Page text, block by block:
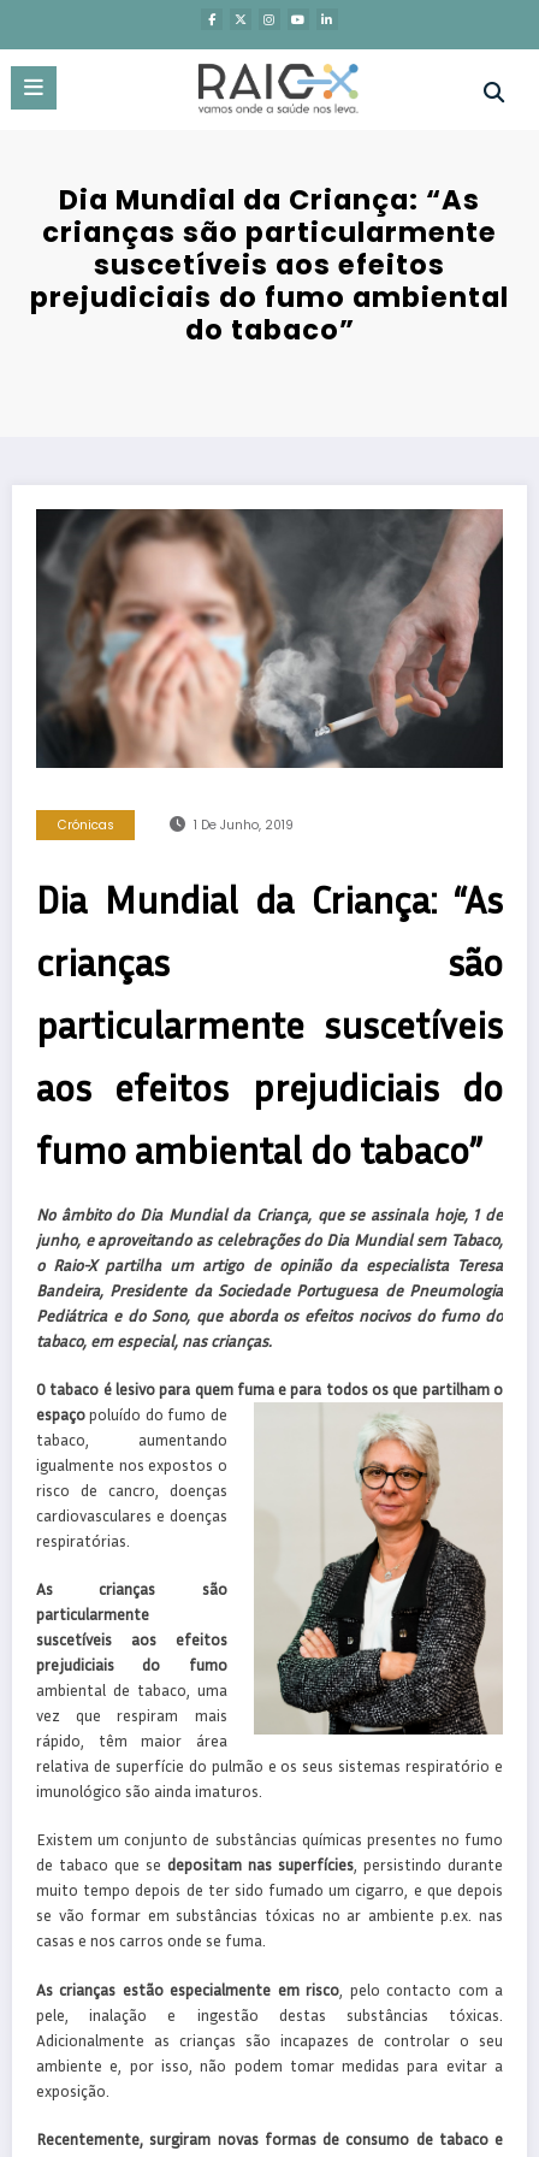
o
conteúdo
Dia Mundial da Criança: “As
crianças são particularmente
suscetíveis aos efeitos
prejudiciais do fumo ambiental
do tabaco”
Crónicas 1 De Junho, 2019
Dia Mundial da Criança: “As
crianças são
particularmente suscetíveis
aos efeitos prejudiciais do
fumo ambiental do tabaco”
No âmbito do Dia Mundial da Criança, que se assinala hoje, 1 de
junho, e aproveitando as celebrações do Dia Mundial sem Tabaco,
o Raio-X partilha um artigo de opinião da especialista Teresa
Bandeira, Presidente da Sociedade Portuguesa de Pneumologia
Pediátrica e do Sono, que aborda os efeitos nocivos do fumo do
tabaco, em especial, nas crianças.
O tabaco é lesivo para quem fuma e para todos os que partilham o
espaço poluído do fumo de
tabaco, aumentando
igualmente nos expostos o
risco de cancro, doenças
cardiovasculares e doenças
respiratórias.
As crianças são
particularmente
suscetíveis aos efeitos
prejudiciais do fumo
ambiental de tabaco, uma
vez que respiram mais
rápido, têm maior área
relativa de superfície do pulmão e os seus sistemas respiratório e
imunológico são ainda imaturos.
Existem um conjunto de substâncias químicas presentes no fumo
de tabaco que se depositam nas superfícies, persistindo durante
muito tempo depois de ter sido fumado um cigarro, e que depois
se vão formar em substâncias tóxicas no ar ambiente p.ex. nas
casas e nos carros onde se fuma.
As crianças estão especialmente em risco , pelo contacto com a
pele, inalação e ingestão destas substâncias tóxicas.
Adicionalmente as crianças são incapazes de controlar o seu
ambiente e, por isso, não podem tomar medidas para evitar a
exposição.
Recentemente, surgiram novas formas de consumo de tabaco e